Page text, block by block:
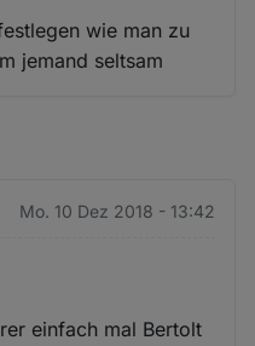
wie man zu
jemand seltsam
Mo. 10 Dez 2018 - 13:42
einfach mal Bertolt